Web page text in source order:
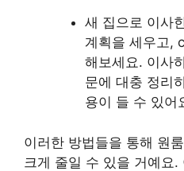
새 집으로 이사
계획을 세우고,
해보세요. 이사
문에 대충 정리
용이 들 수 있어
이러한 방법들을 통해 원
크게 줄일 수 있을 거예요